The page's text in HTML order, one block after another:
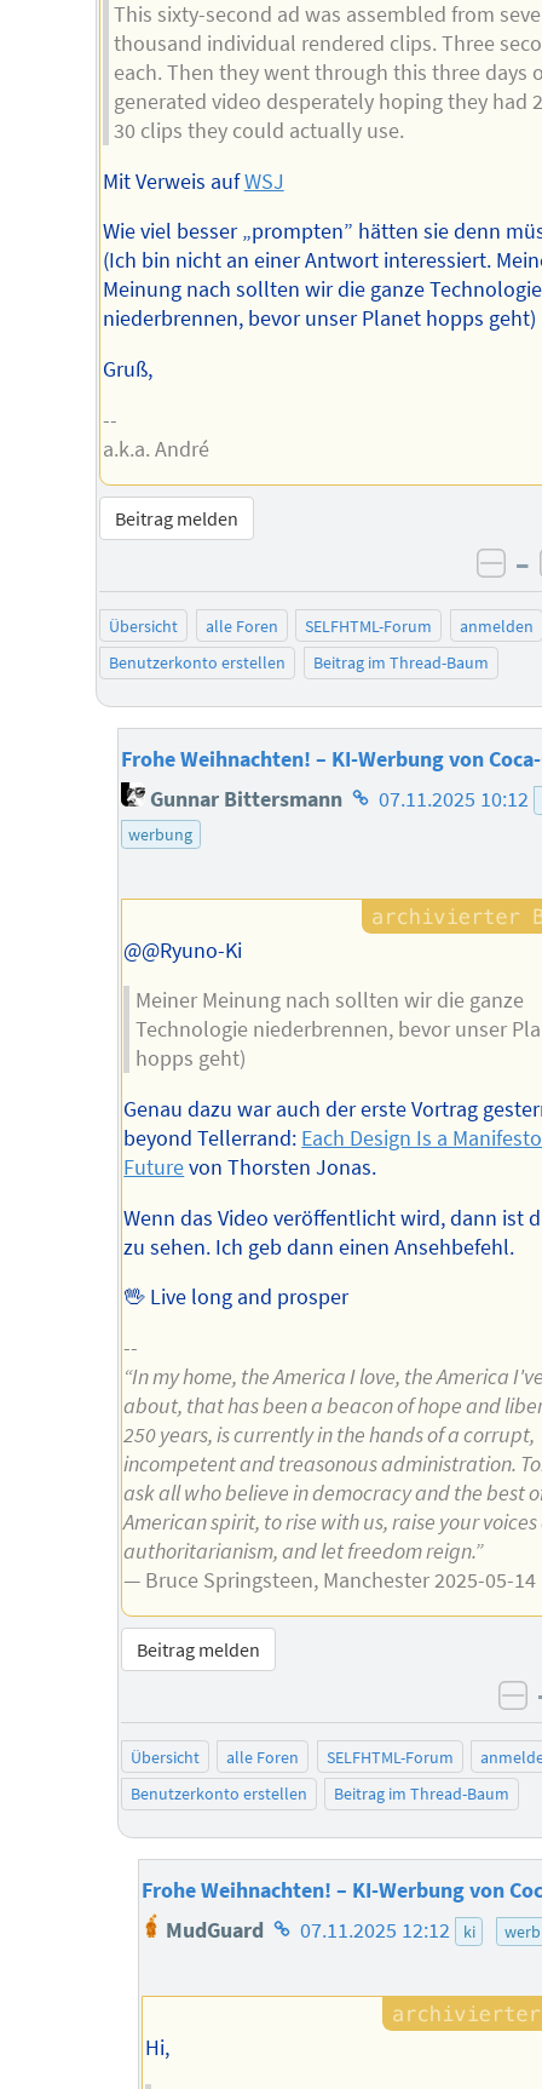
This sixty-second ad was assembled from
thousand individual rendered clips. Three
each. Then they went through this three days
generated video desperately hoping they had
30 clips they could actually use.
Mit Verweis aufWSJ
Wie viel besser „prompten” hätten sie denn
(Ich bin nicht an einer Antwort interessiert.
Meinung nach sollten wir die ganze Technologie
niederbrennen, bevor unser Planet hopps geht)
Gruß,
--
a.k.a. André
Beitrag melden
–
Übersicht alle Foren SELFHTML-Forum
anmelden
Benutzerkonto erstellen
Beitrag im Thread-Baum
Frohe Weihnachten! – KI-Werbung von
Gunnar Bittersmann Homepage
07.11.2025 10:12
werbung
@@Ryuno-Ki
Meiner Meinung nach sollten wir die ganze
Technologie niederbrennen, bevor unser
hopps geht)
Genau dazu war auch der erste Vortrag
beyond Tellerrand: Each Design Is a
Futurevon Thorsten Jonas.
Wenn das Video veröffentlicht wird, dann ist
zu sehen. Ich geb dann einen Ansehbefehl.
🖖 Live long and prosper
--
“In my home, the America I love, the America
about, that has been a beacon of hope and
250 years, is currently in the hands of a corrupt,
incompetent and treasonous administration.
ask all who believe in democracy and the best
American spirit, to rise with us, raise your
authoritarianism, and let freedom reign.”
— Bruce Springsteen, Manchester 2025-05-14
Beitrag melden
Übersicht alle Foren SELFHTML-Forum
Benutzerkonto erstellen
Beitrag im Thread-Baum
Frohe Weihnachten! – KI-Werbung von
MudGuard Homepage
Autors
07.11.2025 12:12 ki
Hi,